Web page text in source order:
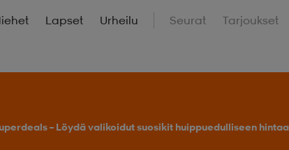
Lapset Urheilu Seurat Tarjoukset
– Löydä valikoidut suosikit huippuedulliseen